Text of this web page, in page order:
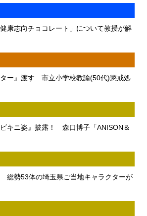
康志向チョコレート」について教授が解
ー』渡す 市立小学校教諭(50代)懲戒処
キニ姿』披露！ 森口博子「ANISON＆
総勢53体の埼玉県ご当地キャラクターが